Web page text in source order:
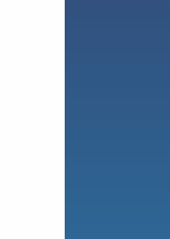
nos
a excelência
de aplicação”,
o conceito do sol
tecnologia
Brasil”, explica
é
irão permitir que